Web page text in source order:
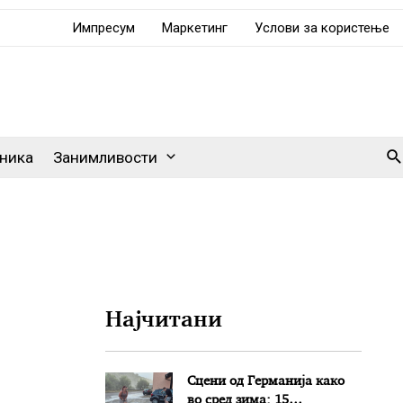
Импресум Маркетинг Услови за користење
Занимливости
Најчитани
Сцени од Германија како
во сред зима: 15